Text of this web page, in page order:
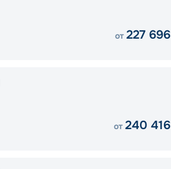
от 227 696
от 240 416